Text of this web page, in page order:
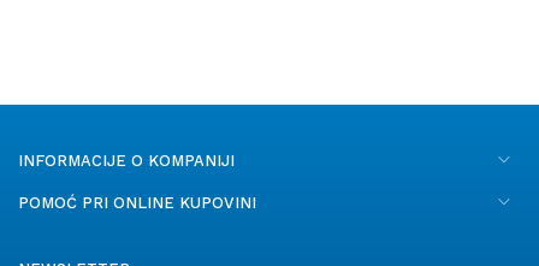
INFORMACIJE O KOMPANIJI
POMOĆ PRI ONLINE KUPOVINI